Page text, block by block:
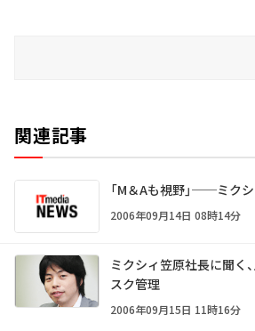
関連記事
「M＆Aも視野」──ミク
2006年09月14日 08時14分
ミクシィ笠原社長に聞く
スク管理
2006年09月15日 11時16分